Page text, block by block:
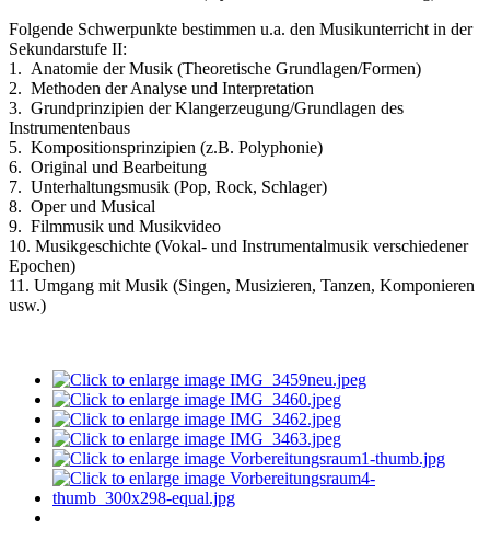
Folgende Schwerpunkte bestimmen u.a. den Musikunterricht in der
Sekundarstufe II:
1. Anatomie der Musik (Theoretische Grundlagen/Formen)
2. Methoden der Analyse und Interpretation
3. Grundprinzipien der Klangerzeugung/Grundlagen des
Instrumentenbaus
5. Kompositionsprinzipien (z.B. Polyphonie)
6. Original und Bearbeitung
7. Unterhaltungsmusik (Pop, Rock, Schlager)
8. Oper und Musical
9. Filmmusik und Musikvideo
10. Musikgeschichte (Vokal- und Instrumentalmusik verschiedener
Epochen)
11. Umgang mit Musik (Singen, Musizieren, Tanzen, Komponieren
usw.)